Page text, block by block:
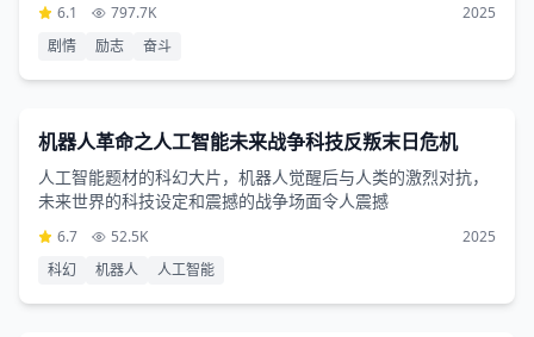
6.1 797.7K
2025
剧情
励志 奋斗
1小时28分钟
科幻片
机器人革命之人工智能未来战争科技反叛末日危机
人工智能题材的科幻大片，机器人觉醒后与人类的激烈对抗，
未来世界的科技设定和震撼的战争场面令人震撼
6.7 52.5K
2025
科幻
机器人 人工智能
剧情片